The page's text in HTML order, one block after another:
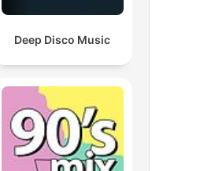
Deep Disco Music